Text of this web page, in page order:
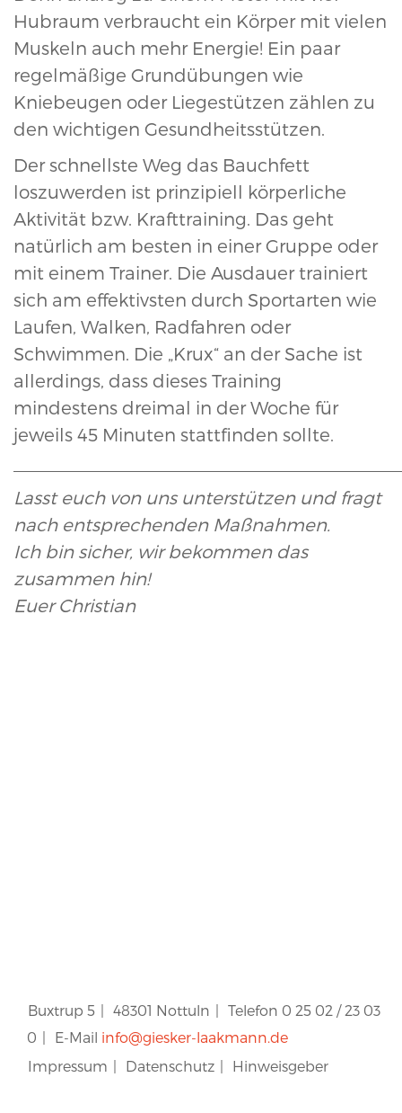
Hubraum verbraucht ein Körper mit vielen
Muskeln auch mehr Energie! Ein paar
regelmäßige Grundübungen wie
Kniebeugen oder Liegestützen zählen zu
den wichtigen Gesundheitsstützen.
Der schnellste Weg das Bauchfett
loszuwerden ist prinzipiell körperliche
Aktivität bzw. Krafttraining. Das geht
natürlich am besten in einer Gruppe oder
mit einem Trainer. Die Ausdauer trainiert
sich am effektivsten durch Sportarten wie
Laufen, Walken, Radfahren oder
Schwimmen. Die „Krux“ an der Sache ist
allerdings, dass dieses Training
mindestens dreimal in der Woche für
jeweils 45 Minuten stattfinden sollte.
Lasst euch von uns unterstützen und fragt
nach entsprechenden Maßnahmen.
Ich bin sicher, wir bekommen das
zusammen hin!
Euer Christian
Buxtrup 5 48301 Nottuln
Telefon 0 25 02 / 23 03
0
E-Mail info@giesker-laakmann.de
Impressum
Datenschutz Hinweisgeber